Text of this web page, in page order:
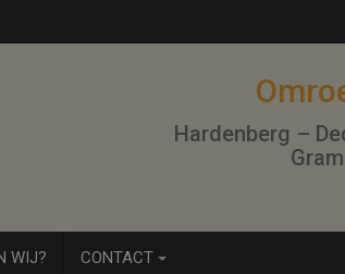
waterwinning
Hardenberg –
WIJ? CONTACT